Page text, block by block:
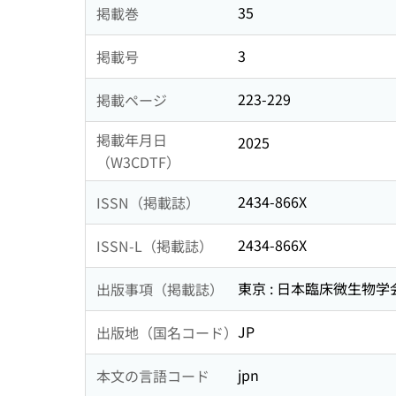
掲載巻 35
掲載号 3
掲載ページ
223-229
掲載年月日
（W3CDTF）
2025
ISSN（掲載誌） 2434-866X
ISSN-L（掲載誌） 2434-866X
出版事項（掲載誌） 東京 : 日本臨床微生物学
出版地（国名コード） JP
本文の言語コード jpn